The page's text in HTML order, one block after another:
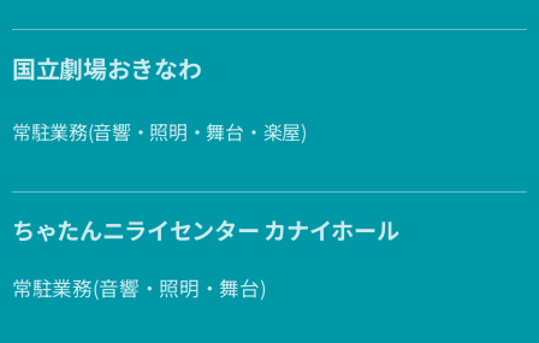
国立劇場おきなわ
常駐業務(音響・照明・舞台・楽屋)
ちゃたんニライセンター カナイホール
常駐業務(音響・照明・舞台)